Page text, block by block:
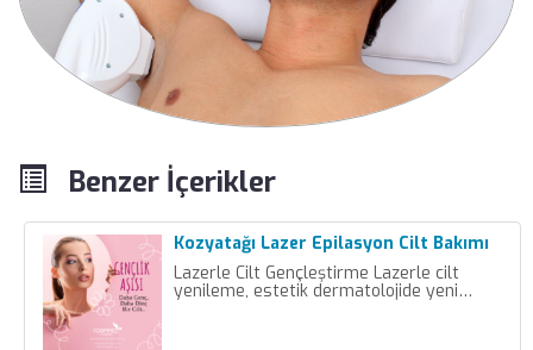
Benzer İçerikler
Kozyatağı Lazer Epilasyon Cilt Bakımı
Lazerle Cilt Gençleştirme Lazerle cilt
yenileme, estetik dermatolojide yeni…